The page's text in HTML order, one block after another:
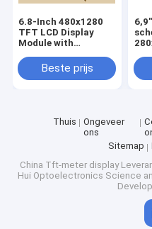
6.8-Inch 480x1280
TFT LCD Display
Module with
Panel , FL7705 Driver
, Wide Temperature
Beste prijs
Thuis
Ongeveer
ons
Sitemap
China Tft-meter display
Hui Optoelectronics Science